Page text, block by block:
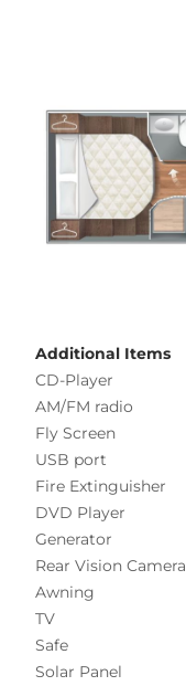
Additional Items
CD-Player
AM/FM radio
Fly Screen
USB port
Fire Extinguisher
DVD Player
Generator
Rear Vision Camera
Awning
TV
Safe
Solar Panel